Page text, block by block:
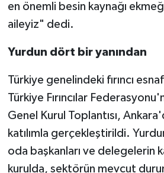
en önemli besin kaynağı
aileyiz" dedi.
Yurdun dört bir yanından
Türkiye genelindeki fırıncı
Türkiye Fırıncılar
Genel Kurul Toplantısı,
katılımla gerçekleştirildi.
oda başkanları ve delegelerin
kurulda, sektörün mevcut